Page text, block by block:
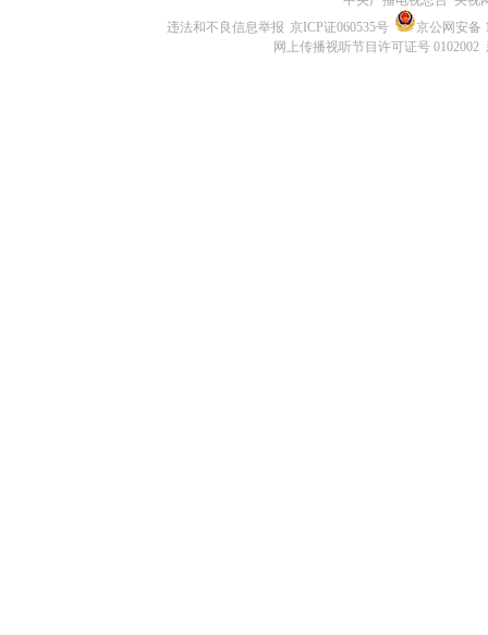
违法和不良信息举报 京ICP证060535号
京公网安备
网上传播视听节目许可证号 0102002